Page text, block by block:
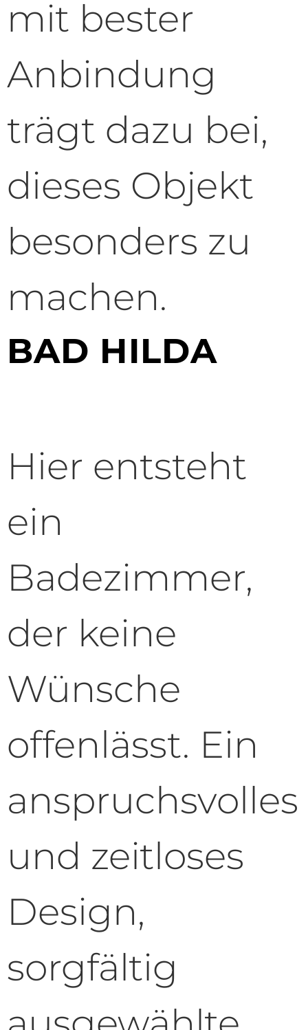
mit bester
Anbindung
trägt dazu bei,
dieses Objekt
besonders zu
machen.
BAD HILDA
Hier entsteht
ein
Badezimmer,
der keine
Wünsche
offenlässt. Ein
anspruchsvolles
und zeitloses
Design,
sorgfältig